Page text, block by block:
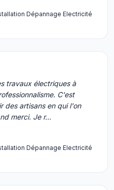
Dépannage Electricité
travaux électriques à
C'est
des artisans en qui l'on
merci. Je r…
Dépannage Electricité